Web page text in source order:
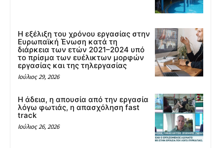
Η εξέλιξη του χρόνου εργασίας στην
Ευρωπαϊκή Ένωση κατά τη
διάρκεια των ετών 2021–2024 υπό
το πρίσμα των ευέλικτων μορφών
εργασίας και της τηλεργασίας
Ιούλιος 29, 2026
Η άδεια, η απουσία από την εργασία
λόγω φωτιάς, η απασχόληση fast
track
Ιούλιος 26, 2026